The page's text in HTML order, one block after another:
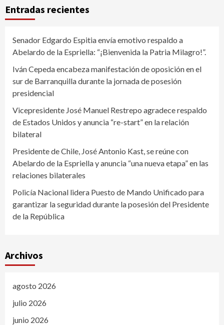
Entradas recientes
Senador Edgardo Espitia envía emotivo respaldo a
Abelardo de la Espriella: “¡Bienvenida la Patria Milagro!”.
Iván Cepeda encabeza manifestación de oposición en el
sur de Barranquilla durante la jornada de posesión
presidencial
Vicepresidente José Manuel Restrepo agradece respaldo
de Estados Unidos y anuncia “re-start” en la relación
bilateral
Presidente de Chile, José Antonio Kast, se reúne con
Abelardo de la Espriella y anuncia “una nueva etapa” en las
relaciones bilaterales
Policía Nacional lidera Puesto de Mando Unificado para
garantizar la seguridad durante la posesión del Presidente
de la República
Archivos
agosto 2026
julio 2026
junio 2026